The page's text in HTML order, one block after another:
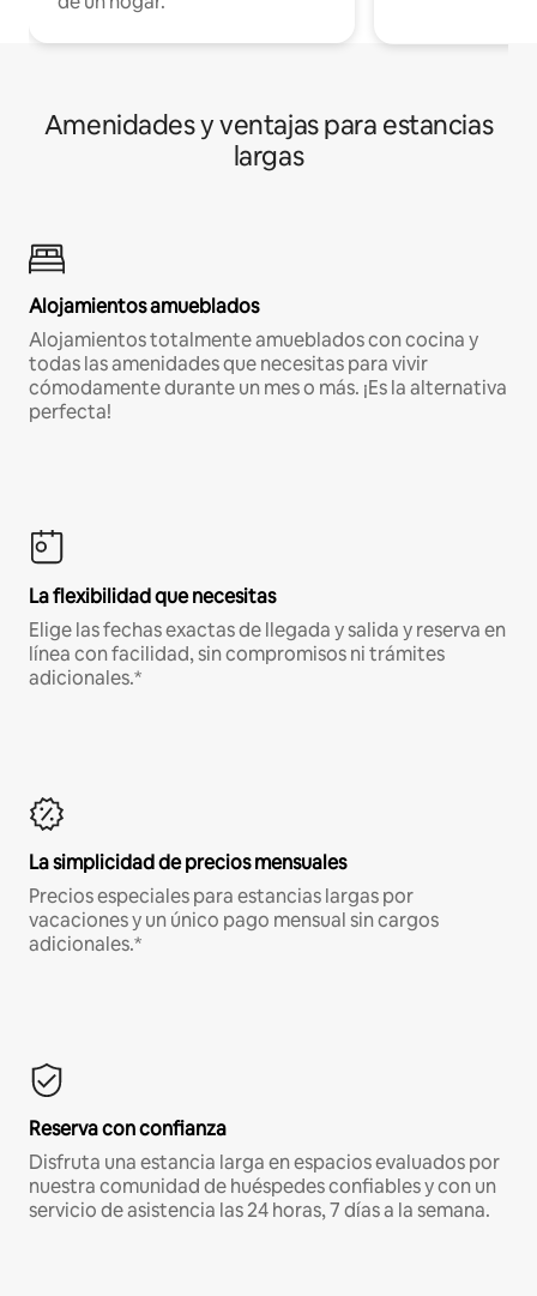
Amenidades y ventajas para estancias
largas
Alojamientos amueblados
Alojamientos totalmente amueblados con cocina y
todas las amenidades que necesitas para vivir
cómodamente durante un mes o más. ¡Es la alternativa
perfecta!
La flexibilidad que necesitas
Elige las fechas exactas de llegada y salida y reserva en
línea con facilidad, sin compromisos ni trámites
adicionales.*
La simplicidad de precios mensuales
Precios especiales para estancias largas por
vacaciones y un único pago mensual sin cargos
adicionales.*
Reserva con confianza
Disfruta una estancia larga en espacios evaluados por
nuestra comunidad de huéspedes confiables y con un
servicio de asistencia las 24 horas, 7 días a la semana.